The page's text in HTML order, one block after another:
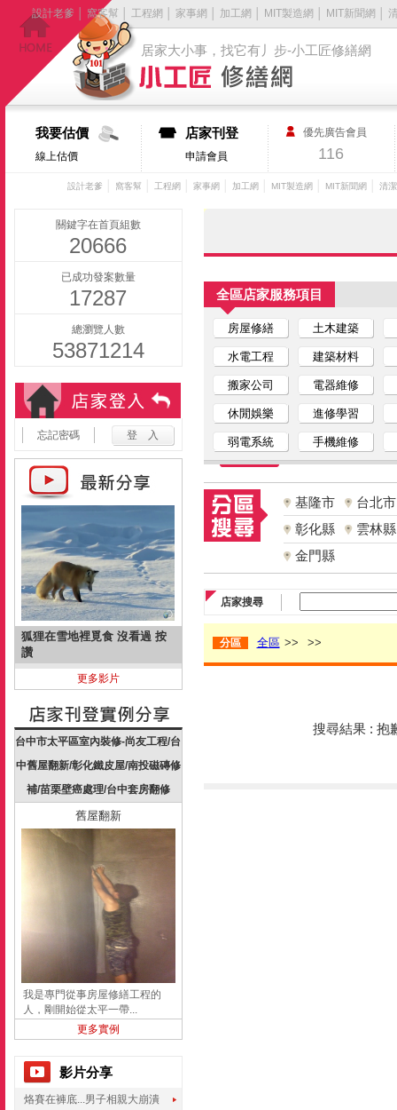
居家大小事，找它有丿步-小工匠修繕網
設計老爹 窩客幫 工程網 家事網 加工網 MIT製造網 MIT新聞網
我要估價
線上估價
店家刊登
申請會員
優先廣告會員
116
設計老爹 窩客幫 工程網 家事網 加工網 MIT製造網 MIT新聞網 清
關鍵字在首頁組數
20666
已成功發案數量
17287
總瀏覽人數
53871214
忘記密碼
狐狸在雪地裡覓食 沒看過 按
讚
更多影片
台中市太平區室內裝修-尚友工程/台
中舊屋翻新/彰化鐵皮屋/南投磁磚修
補/苗栗壁癌處理/台中套房翻修
舊屋翻新
我是專門從事房屋修繕工程的
人，剛開始從太平一帶...
更多實例
影片分享
烙賽在褲底...男子相親大崩潰
全區店家服務項目
房屋修繕 土木建築
水電工程 建築材料
搬家公司 電器維修
休閒娛樂 進修學習
弱電系統 手機維修
基隆市
台北市
彰化縣
雲林縣
金門縣
店家搜尋
分區 全區 >> >>
搜尋結果 : 抱